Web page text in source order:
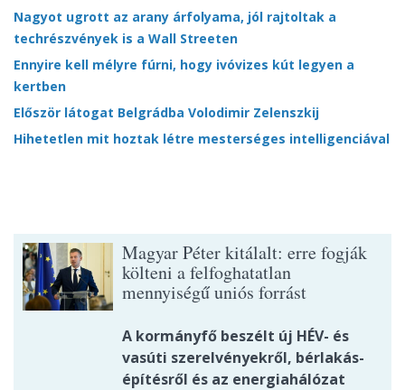
Nagyot ugrott az arany árfolyama, jól rajtoltak a
techrészvények is a Wall Streeten
Ennyire kell mélyre fúrni, hogy ivóvizes kút legyen a
kertben
Először látogat Belgrádba Volodimir Zelenszkij
Hihetetlen mit hoztak létre mesterséges intelligenciával
Magyar Péter kitálalt: erre fogják
költeni a felfoghatatlan
mennyiségű uniós forrást
A kormányfő beszélt új HÉV- és
vasúti szerelvényekről, bérlakás-
építésről és az energiahálózat